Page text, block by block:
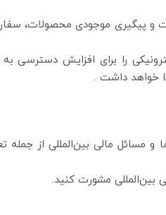
و پیگیری موجودی محصولات،
را برای افزایش دسترسی به
خواهد داشت .
مسائل مالی بین‌المللی از جمله
بین‌المللی مشورت کنید.